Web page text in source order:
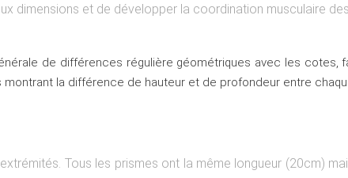
dimensions et de développer la coordination musculaire
de différences régulière géométriques avec les
la différence de hauteur et de profondeur entre
Tous les prismes ont la même longueur (20cm)